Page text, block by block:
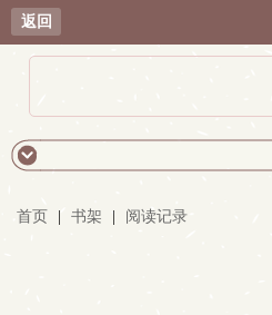
返回
首页 书架 阅读记录